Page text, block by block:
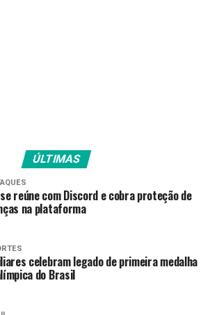
o buffett no primeiro momento,
o Haná Restaurante
a opção Premium no valor de R$
agora será rodízio. Segundo
todas as delícias que eram servidas no
servidas na mesa.
será a Sequência Combinada
por 1 shimeji ou gyoza, 2 robatas
ÚLTIMAS
se reúne com Discord e cobra proteção de
na plataforma
celebram legado de primeira medalha
do Brasil